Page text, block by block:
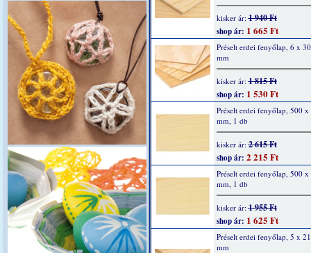
kisker ár:1 940 Ft
shop ár: 1 665 Ft
Préselt erdei fenyőlap, 6 x
mm
kisker ár:1 815 Ft
shop ár: 1 530 Ft
Préselt erdei fenyőlap, 500
mm, 1 db
kisker ár:2 615 Ft
shop ár: 2 215 Ft
Préselt erdei fenyőlap, 500
mm, 1 db
kisker ár:1 955 Ft
shop ár: 1 625 Ft
Préselt erdei fenyőlap, 5 x
mm